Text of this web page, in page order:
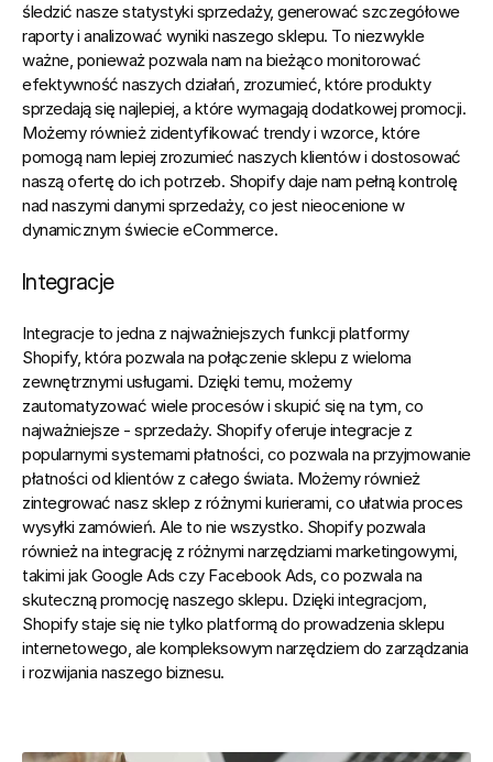
śledzić nasze statystyki sprzedaży, generować szczegółowe
raporty i analizować wyniki naszego sklepu. To niezwykle
ważne, ponieważ pozwala nam na bieżąco monitorować
efektywność naszych działań, zrozumieć, które produkty
sprzedają się najlepiej, a które wymagają dodatkowej promocji.
Możemy również zidentyfikować trendy i wzorce, które
pomogą nam lepiej zrozumieć naszych klientów i dostosować
naszą ofertę do ich potrzeb. Shopify daje nam pełną kontrolę
nad naszymi danymi sprzedaży, co jest nieocenione w
dynamicznym świecie eCommerce.
Integracje
Integracje to jedna z najważniejszych funkcji platformy
Shopify, która pozwala na połączenie sklepu z wieloma
zewnętrznymi usługami. Dzięki temu, możemy
zautomatyzować wiele procesów i skupić się na tym, co
najważniejsze - sprzedaży. Shopify oferuje integracje z
popularnymi systemami płatności, co pozwala na przyjmowanie
płatności od klientów z całego świata. Możemy również
zintegrować nasz sklep z różnymi kurierami, co ułatwia proces
wysyłki zamówień. Ale to nie wszystko. Shopify pozwala
również na integrację z różnymi narzędziami marketingowymi,
takimi jak Google Ads czy Facebook Ads, co pozwala na
skuteczną promocję naszego sklepu. Dzięki integracjom,
Shopify staje się nie tylko platformą do prowadzenia sklepu
internetowego, ale kompleksowym narzędziem do zarządzania
i rozwijania naszego biznesu.